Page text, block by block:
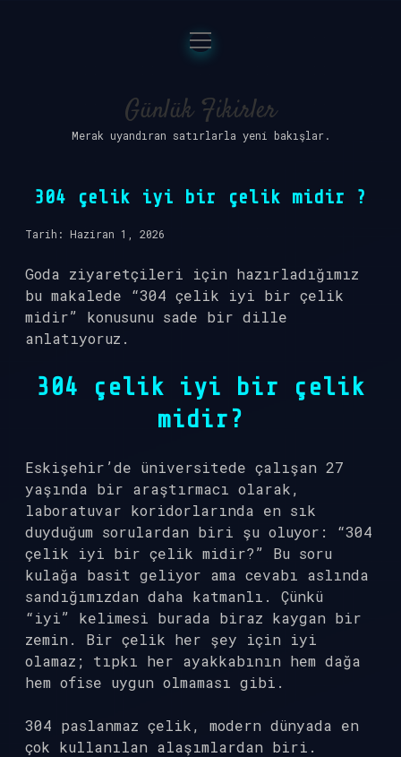
Anasayfa
Gizlilik Politikası
Yasal Uyarı
Hakkımızda
menüyü
aç
Günlük Fikirler
Merak uyandıran satırlarla yeni bakışlar.
304 çelik iyi bir çelik midir ?
Tarih: Haziran 1, 2026
Goda ziyaretçileri için hazırladığımız
bu makalede “304 çelik iyi bir çelik
midir” konusunu sade bir dille
anlatıyoruz.
304 çelik iyi bir çelik
midir?
Eskişehir’de üniversitede çalışan 27
yaşında bir araştırmacı olarak,
laboratuvar koridorlarında en sık
duyduğum sorulardan biri şu oluyor: “304
çelik iyi bir çelik midir?” Bu soru
kulağa basit geliyor ama cevabı aslında
sandığımızdan daha katmanlı. Çünkü
“iyi” kelimesi burada biraz kaygan bir
zemin. Bir çelik her şey için iyi
olamaz; tıpkı her ayakkabının hem dağa
hem ofise uygun olmaması gibi.
304 paslanmaz çelik, modern dünyada en
çok kullanılan alaşımlardan biri.